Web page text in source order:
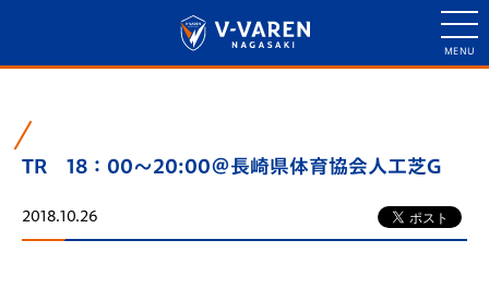
TR 18：00～20:00＠長崎県体育協会人工芝G
2018.10.26